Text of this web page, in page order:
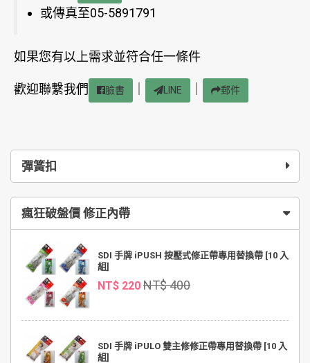
彈簧扣
瘋狂破盤價 修正內帶
SDI 手牌 iPUSH 按壓式修正帶專用替換帶 [10 入
組]
NT$ 220 NT$ 400
SDI 手牌 iPULO 雙主修修正帶專用替換帶 [10 入
組]
或傳真至05-5891791
如果您有以上需求並符合任一條件
歡迎聯繫我們 臉書 LINE 郵件